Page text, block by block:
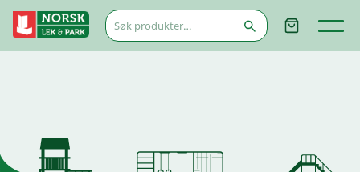
Søk
etter: